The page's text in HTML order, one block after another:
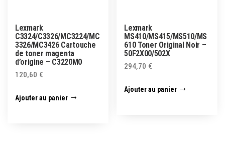
Lexmark
C3324/C3326/MC3224/MC
3326/MC3426 Cartouche
de toner magenta
d’origine – C3220M0
120,60 €
Ajouter au panier
Lexmark
MS410/MS415/MS510/MS
610 Toner Original Noir –
50F2X00/502X
294,70 €
Ajouter au panier